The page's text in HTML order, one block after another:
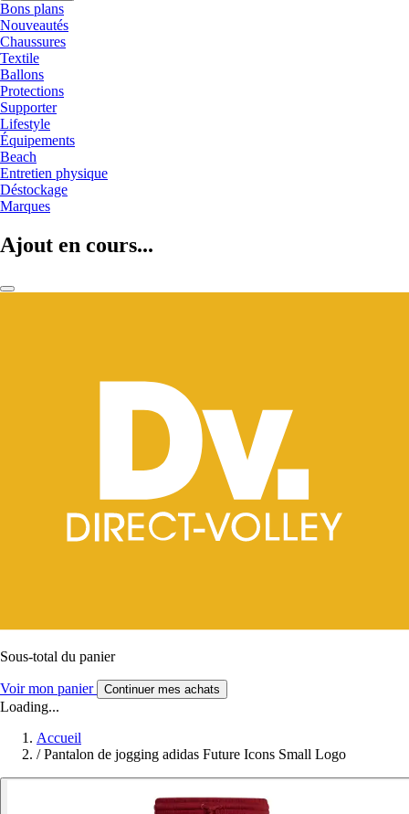
Bons plans
Nouveautés
Chaussures
Textile
Ballons
Protections
Supporter
Lifestyle
Équipements
Beach
Entretien physique
Déstockage
Marques
Ajout en cours...
Sous-total du panier
Voir mon panier Continuer mes achats
Loading...
Accueil
/ Pantalon de jogging adidas Future Icons Small Logo